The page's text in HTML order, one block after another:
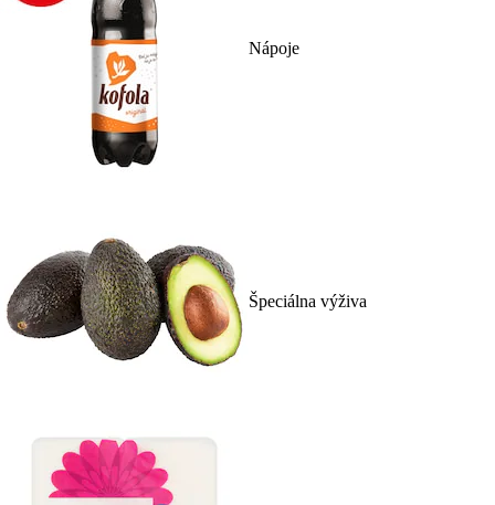
Nápoje
Špeciálna výživa